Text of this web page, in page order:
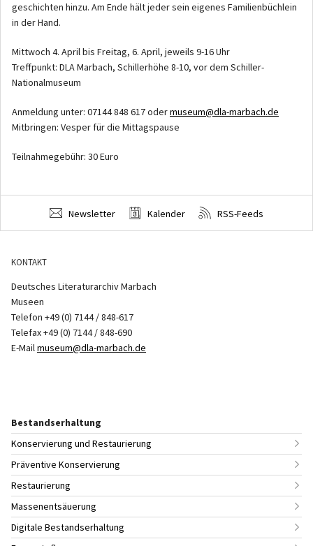
geschichten hinzu. Am Ende hält jeder sein eigenes Familienbüchlein
in der Hand.
Mittwoch 4. April bis Freitag, 6. April, jeweils 9-16 Uhr
Treffpunkt: DLA Marbach, Schillerhöhe 8-10, vor dem Schiller-
Nationalmuseum
Anmeldung unter: 07144 848 617 odermuseum@dla-marbach.de
Mitbringen: Vesper für die Mittagspause
Teilnahmegebühr: 30 Euro
Newsletter Kalender RSS-Feeds
KONTAKT
Deutsches Literaturarchiv Marbach
Museen
Telefon +49 (0) 7144 / 848-617
Telefax +49 (0) 7144 / 848-690
E-Mail museum@dla-marbach.de
Bestandserhaltung
Konservierung und Restaurierung
Präventive Konservierung
Restaurierung
Massenentsäuerung
Digitale Bestandserhaltung